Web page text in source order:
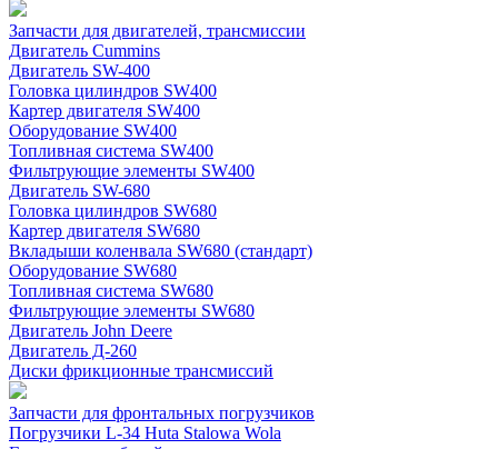
Запчасти для двигателей, трансмиссии
Двигатель Cummins
Двигатель SW-400
Головка цилиндров SW400
Картер двигателя SW400
Оборудование SW400
Топливная система SW400
Фильтрующие элементы SW400
Двигатель SW-680
Головка цилиндров SW680
Картер двигателя SW680
Вкладыши коленвала SW680 (стандарт)
Оборудование SW680
Топливная система SW680
Фильтрующие элементы SW680
Двигатель John Deere
Двигатель Д-260
Диски фрикционные трансмиссий
Запчасти для фронтальных погрузчиков
Погрузчики L-34 Huta Stalowa Wola